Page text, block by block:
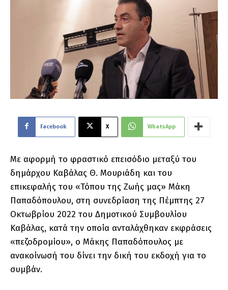
Facebook X WhatsApp
Με αφορμή το φραστικό επεισόδιο μεταξύ του
δημάρχου Καβάλας Θ. Μουριάδη και του
επικεφαλής του «Τόπου της Ζωής μας» Μάκη
Παπαδόπουλου, στη συνεδρίαση της Πέμπτης 27
Οκτωβρίου 2022 του Δημοτικού Συμβουλίου
Καβάλας, κατά την οποία ανταλάχθηκαν εκφράσεις
«πεζοδρομίου», ο Μάκης Παπαδόπουλος με
ανακοίνωσή του δίνει την δική του εκδοχή για το
συμβάν.